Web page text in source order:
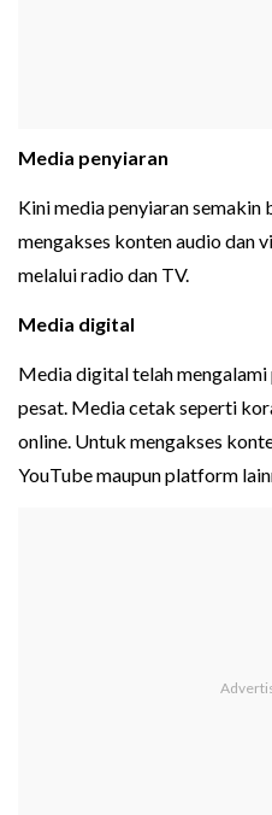
Media penyiaran
Kini media penyiaran
mengakses konten audio dan
melalui radio dan TV.
Media digital
Media digital telah
pesat. Media cetak seperti
online. Untuk mengakses
YouTube maupun platform